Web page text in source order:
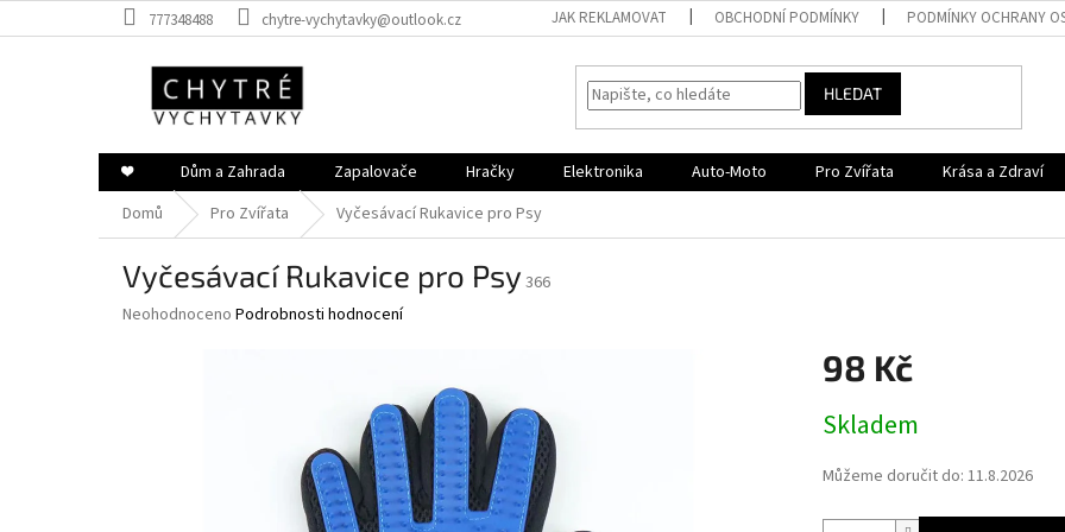
na
777348488 chytre-vychytavky@outlook.cz JAK REKLAMOVAT OBCHODNÍ PODMÍNKY PODMÍNKY OCHRANY
HLEDAT
❤️ Dům a Zahrada Zapalovače Hračky Elektronika Auto-Moto Pro Zvířata Krása a Zdraví
Domů
Pro Zvířata Vyčesávací Rukavice pro Psy
Vyčesávací Rukavice pro Psy 366
Průměrné
Neohodnoceno Podrobnosti hodnocení
98 Kč
cena:
Skladem
Můžeme doručit do: 11.8.2026